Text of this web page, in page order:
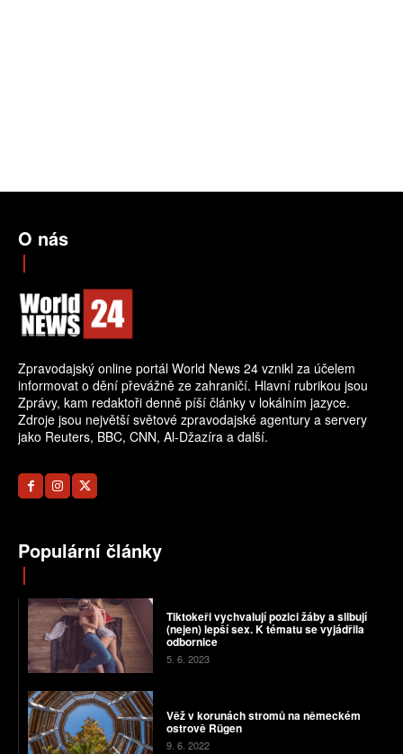
O nás
Zpravodajský online portál World News 24 vznikl za účelem
informovat o dění převážně ze zahraničí. Hlavní rubrikou jsou
Zprávy, kam redaktoři denně píší články v lokálním jazyce.
Zdroje jsou největší světové zpravodajské agentury a servery
jako Reuters, BBC, CNN, Al-Džazíra a další.
Populární články
Tiktokeři vychvalují pozici žáby a slibují
(nejen) lepší sex. K tématu se vyjádřila
odbornice
5. 6. 2023
Věž v korunách stromů na německém
ostrově Rügen
9. 6. 2022